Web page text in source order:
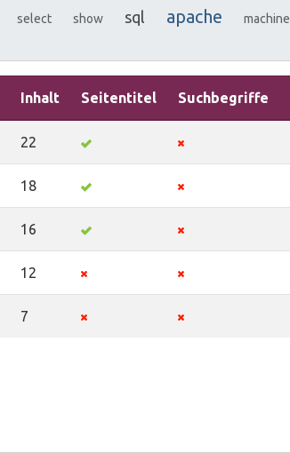
select show sql apache machine
Inhalt Seitentitel Suchbegriffe
22
18
16
12
7